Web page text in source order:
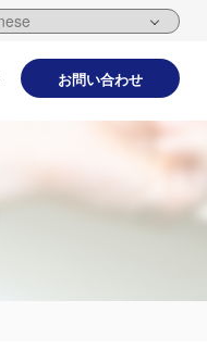
お問い合わせ